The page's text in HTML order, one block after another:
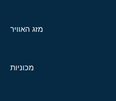
מזג האוויר
מכוניות